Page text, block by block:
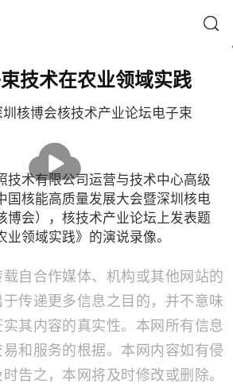
技术在农业领域实践
圳核博会核技术产业论坛电子束
放
技术有限公司运营与技术中心高级
国核能高质量发展大会暨深圳核电
博会），核技术产业论坛上发表题
业领域实践》的演说录像。
自合作媒体、机构或其他网站的
传递更多信息之目的，并不意味
其内容的真实性。本网所有信息
和服务的根据。本网内容如有侵
告之，本网将及时修改或删除。